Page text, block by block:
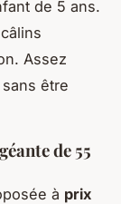
de 5 ans.
Assez
être
de 55
à prix